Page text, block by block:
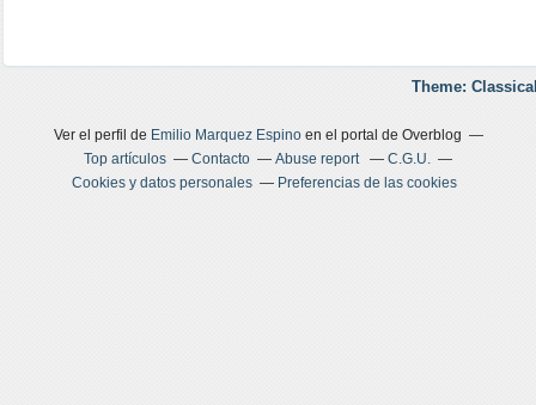
Theme:
Ver el perfil de Emilio Marquez Espinoen el portal de Overblog
Top artículos
Contacto Abuse report
C.G.U.
Cookies y datos personales
Preferencias de las cookies